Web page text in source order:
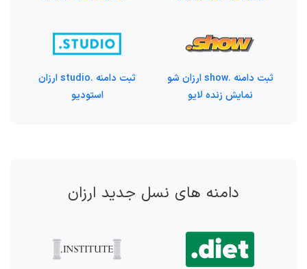
ثبت دامنه .show ارزان شو
نمایش زنده لایو
ثبت دامنه .studio ارزان
استودیو
دامنه های نسل جدید ارزان